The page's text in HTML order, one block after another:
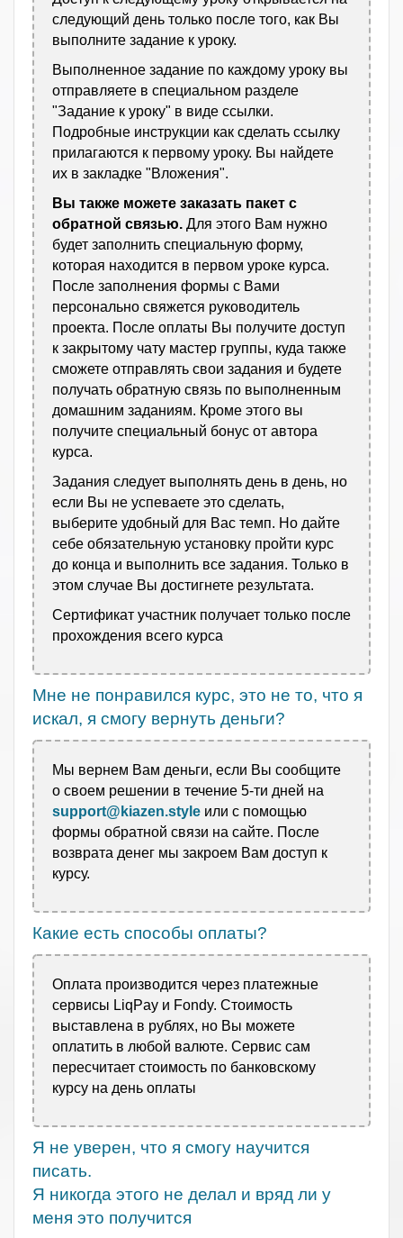
следующий день только после того, как Вы
выполните задание к уроку.
Выполненное задание по каждому уроку вы
отправляете в специальном разделе
"Задание к уроку" в виде ссылки.
Подробные инструкции как сделать ссылку
прилагаются к первому уроку. Вы найдете
их в закладке "Вложения".
Вы также можете заказать пакет с
обратной связью. Для этого Вам нужно
будет заполнить специальную форму,
которая находится в первом уроке курса.
После заполнения формы с Вами
персонально свяжется руководитель
проекта. После оплаты Вы получите доступ
к закрытому чату мастер группы, куда также
сможете отправлять свои задания и будете
получать обратную связь по выполненным
домашним заданиям. Кроме этого вы
получите специальный бонус от автора
курса.
Задания следует выполнять день в день, но
если Вы не успеваете это сделать,
выберите удобный для Вас темп. Но дайте
себе обязательную установку пройти курс
до конца и выполнить все задания. Только в
этом случае Вы достигнете результата.
Сертификат участник получает только после
прохождения всего курса
Мне не понравился курс, это не то, что я
искал, я смогу вернуть деньги?
Мы вернем Вам деньги, если Вы сообщите
о своем решении в течение 5-ти дней на
support@kiazen.style или с помощью
формы обратной связи на сайте. После
возврата денег мы закроем Вам доступ к
курсу.
Какие есть способы оплаты?
Оплата производится через платежные
сервисы LiqPay и Fondy. Стоимость
выставлена в рублях, но Вы можете
оплатить в любой валюте. Сервис сам
пересчитает стоимость по банковскому
курсу на день оплаты
Я не уверен, что я смогу научится
писать.
Я никогда этого не делал и вряд ли у
меня это получится